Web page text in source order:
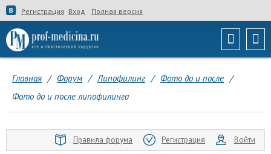
Регистрация Вход Полная версия
Главная / Форум / Липофилинг / Фото до и после /
Фото до и после липофилинга
Правила форума Регистрация Войти